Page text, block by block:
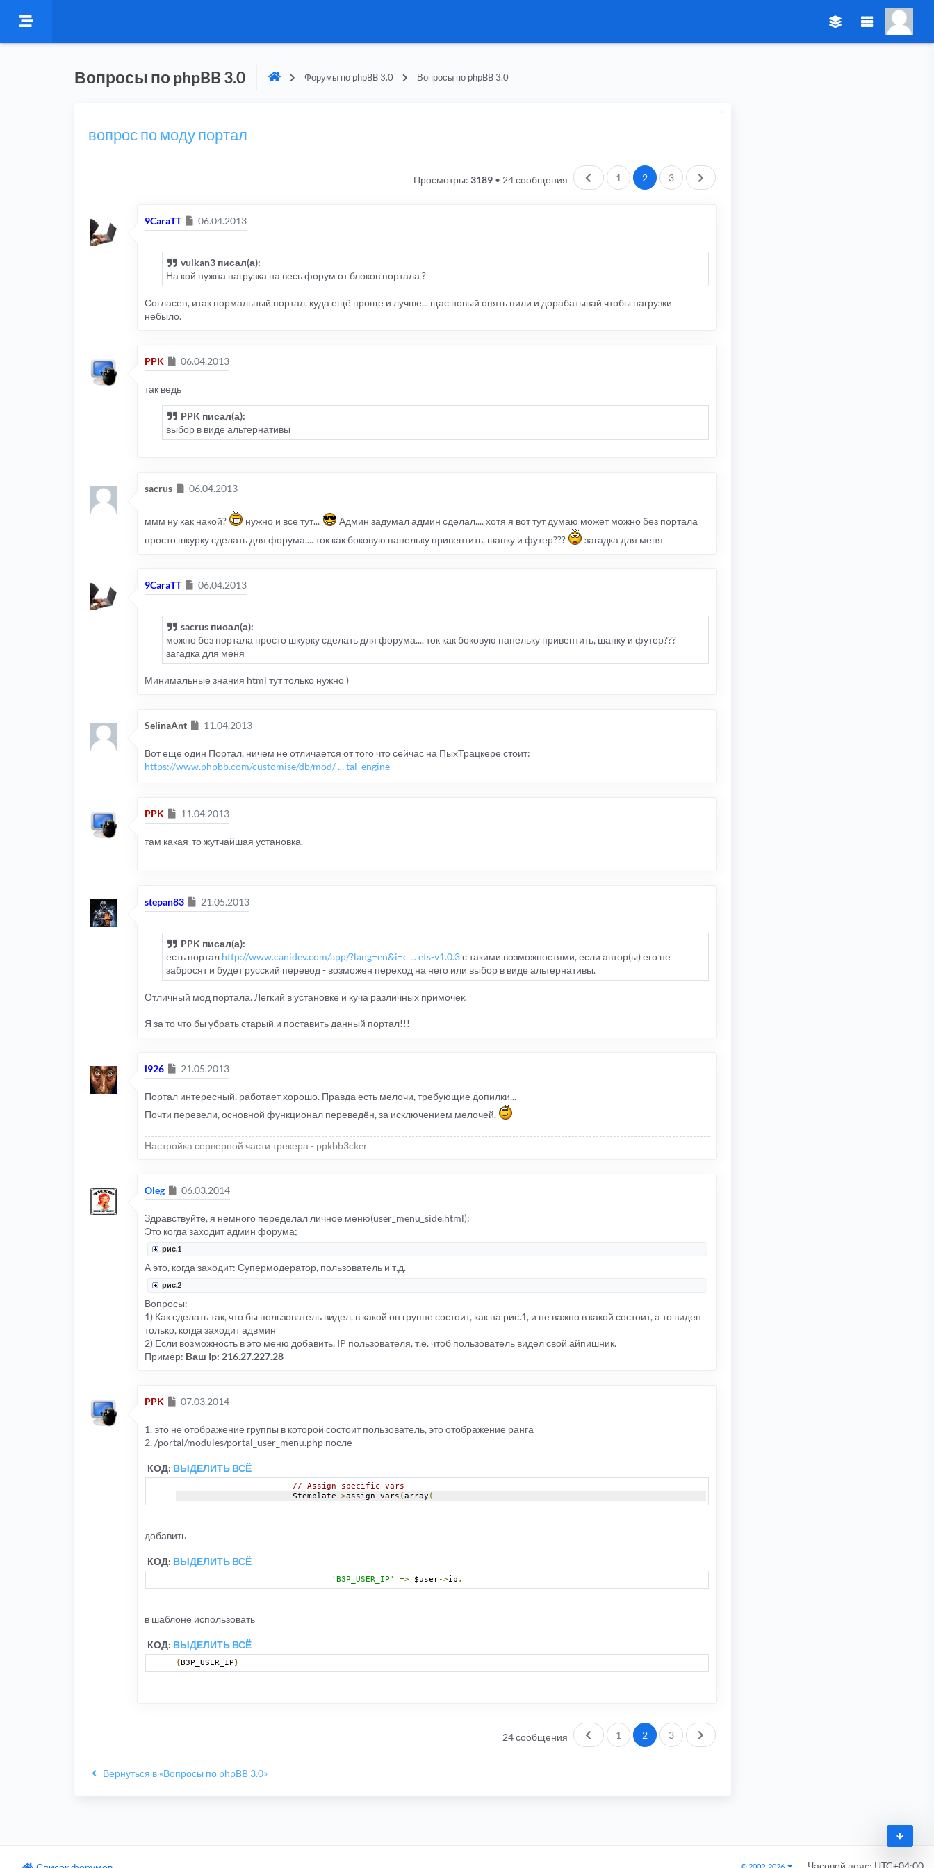
Вопросы по phpBB 3.0 Форумы по phpBB 3.0 Вопросы по phpBB 3.0
вопрос по моду портал
24 сообщения Пред.1 2 3 След.
Просмотры: 3189 •
9CaraTT Сообщение
06.04.2013
vulkan3 писал(а):
На кой нужна нагрузка на весь форум от блоков портала ?
Согласен, итак нормальный портал, куда ещё проще и лучше... щас новый опять пили и дорабатывай чтобы нагрузки
небыло.
PPK Сообщение
06.04.2013
так ведь
PPK писал(а):
выбор в виде альтернативы
sacrus Сообщение
06.04.2013
ммм ну как накой? нужно и все тут...
Админ задумал админ сделал.... хотя я вот тут думаю может можно без портала
просто шкурку сделать для форума.... ток как боковую панельку привентить, шапку и футер???
загадка для меня
9CaraTT Сообщение
06.04.2013
sacrus писал(а):
можно без портала просто шкурку сделать для форума.... ток как боковую панельку привентить, шапку и футер???
загадка для меня
Минимальные знания html тут только нужно )
SelinaAnt Сообщение
11.04.2013
Вот еще один Портал, ничем не отличается от того что сейчас на ПыхТрацкере стоит:
https://www.phpbb.com/customise/db/mod/ ... tal_engine
PPK Сообщение
11.04.2013
там какая-то жутчайшая установка.
stepan83 Сообщение
21.05.2013
PPK писал(а):
есть портал http://www.canidev.com/app/?lang=en&i=c ... ets-v1.0.3с такими возможностями, если автор(ы) его не
забросят и будет русский перевод - возможен переход на него или выбор в виде альтернативы.
Отличный мод портала. Легкий в установке и куча различных примочек.
Я за то что бы убрать старый и поставить данный портал!!!
i926 Сообщение
21.05.2013
Портал интересный, работает хорошо. Правда есть мелочи, требующие допилки...
Почти перевели, основной функционал переведён, за исключением мелочей.
Настройка серверной части трекера - ppkbb3cker
Oleg Сообщение
06.03.2014
Здравствуйте, я немного переделал личное меню(user_menu_side.html):
Это когда заходит админ форума;
рис.1
А это, когда заходит: Супермодератор, пользователь и т.д.
рис.2
Вопросы:
1) Как сделать так, что бы пользователь видел, в какой он группе состоит, как на рис.1, и не важно в какой состоит, а то виден
только, когда заходит адвмин
2) Если возможность в это меню добавить, IP пользователя, т.е. чтоб пользователь видел свой айпишник.
Пример: Ваш Ip: 216.27.227.28
PPK Сообщение
07.03.2014
1. это не отображение группы в которой состоит пользователь, это отображение ранга
2. /portal/modules/portal_user_menu.php после
КОД: ВЫДЕЛИТЬ ВСЁ
// Assign specific vars
			$template
->assign_vars ( array (
добавить
КОД: ВЫДЕЛИТЬ ВСЁ
'B3P_USER_IP' => $user->ip ,
в шаблоне использовать
КОД: ВЫДЕЛИТЬ ВСЁ
{B3P_USER_IP}
24 сообщения Пред.1 2 3 След.
Вернуться в «Вопросы по phpBB 3.0»
Часовой пояс: UTC+04:00